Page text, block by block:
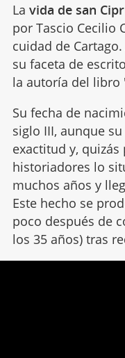
La vida de san
por Tascio Cecilio
cuidad de
su faceta de
la autoría del libro
Su fecha de
siglo III, aunque
exactitud y,
historiadores lo
muchos años y
Este hecho se
poco después de
los 35 años) tras